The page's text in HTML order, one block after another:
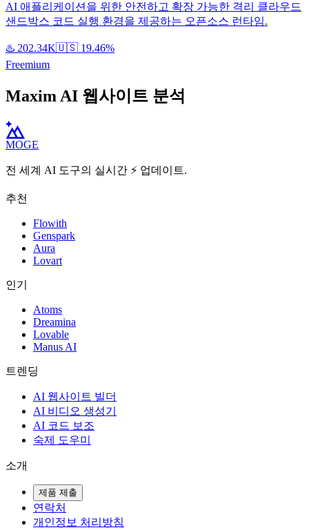
AI 애플리케이션을 위한 안전하고 확장 가능한 격리 클라우드
샌드박스 코드 실행 환경을 제공하는 오픈소스 런타임.
♨️ 202.34K🇺🇸 19.46%
Freemium
Maxim AI 웹사이트 분석
MOGE
전 세계 AI 도구의 실시간 ⚡️ 업데이트.
추천
Flowith
Genspark
Aura
Lovart
인기
Atoms
Dreamina
Lovable
Manus AI
트렌딩
AI 웹사이트 빌더
AI 비디오 생성기
AI 코드 보조
숙제 도우미
소개
제품 제출
연락처
개인정보 처리방침